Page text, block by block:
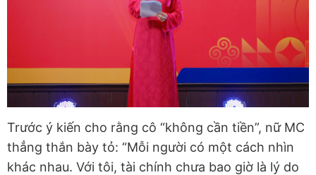
Trước ý kiến cho rằng cô “không cần tiền”, nữ MC
thẳng thắn bày tỏ: “Mỗi người có một cách nhìn
khác nhau. Với tôi, tài chính chưa bao giờ là lý do